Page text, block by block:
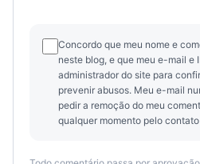
Concordo que meu nome e
neste blog, e que meu e-mail e
administrador do site para
prevenir abusos. Meu e-mail
pedir a remoção do meu
qualquer momento pelo